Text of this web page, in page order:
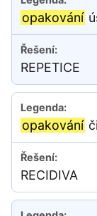
opakování
REPETICE
opakování
RECIDIVA